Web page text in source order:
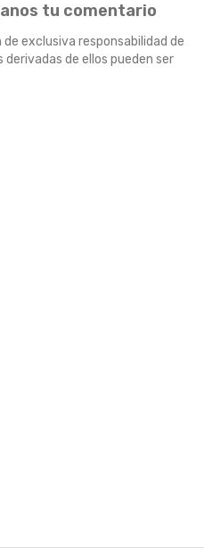
tu comentario
exclusiva responsabilidad de
de ellos pueden ser